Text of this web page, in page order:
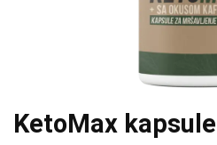
KetoMax kapsule